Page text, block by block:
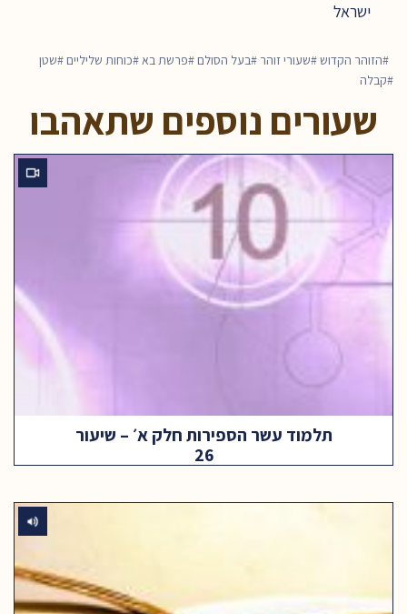
ישראל
הזוהר הקדוש שעורי זוהר בעל הסולם פרשת בא כוחות שליליים
שטן
קבלה
שעורים נוספים שתאהבו
תלמוד עשר הספירות חלק א׳ – שיעור
26